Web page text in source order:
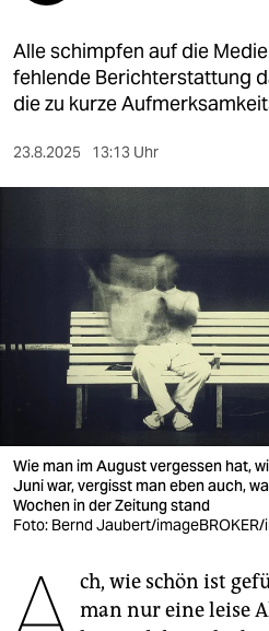
berlin
veranstaltungen
shop
fragen & hilfe
unterstützen
abo
genossenschaft
epaper login
Alle schimpfen auf die
fehlende Berichterstattung
die zu kurze
23.8.2025 13:13 Uhr
Wie man im August vergessen hat,
Juni war, vergisst man eben auch,
Wochen in der Zeitung stand
Foto: Bernd Jaubert/
ch, wie schön ist
man nur eine leise